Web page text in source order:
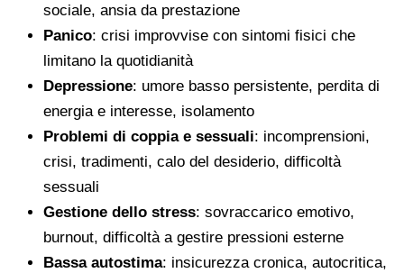
sociale, ansia da prestazione
Panico: crisi improvvise con sintomi fisici che
limitano la quotidianità
Depressione: umore basso persistente, perdita di
energia e interesse, isolamento
Problemi di coppia e sessuali: incomprensioni,
crisi, tradimenti, calo del desiderio, difficoltà
sessuali
Gestione dello stress: sovraccarico emotivo,
burnout, difficoltà a gestire pressioni esterne
Bassa autostima: insicurezza cronica, autocritica,